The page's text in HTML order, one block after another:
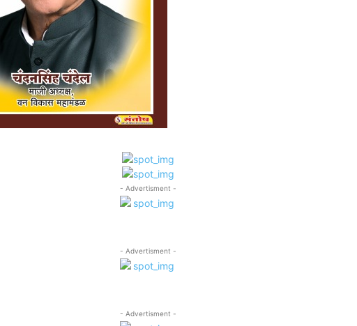
- Advertisment -
- Advertisment -
- Advertisment -